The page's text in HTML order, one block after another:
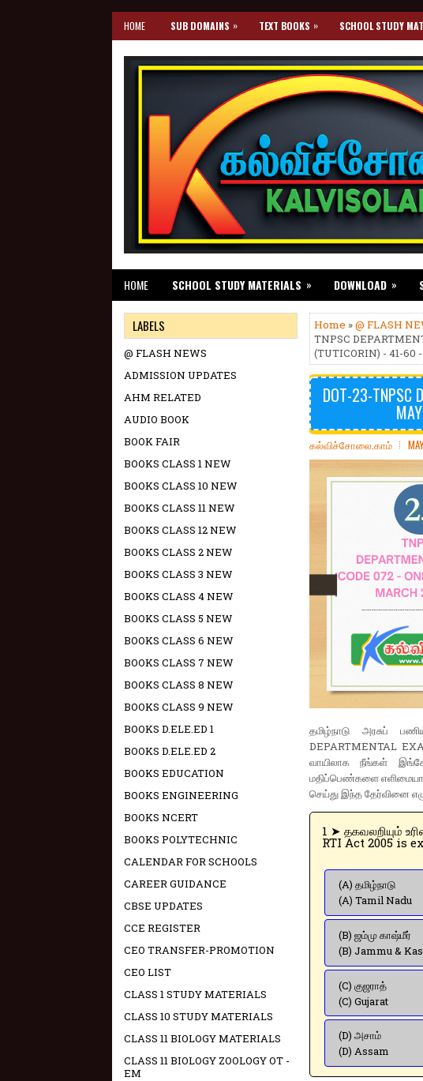
HOME SUB DOMAINS » TEXT BOOKS » SCHOOL STUDY
HOME SCHOOL STUDY MATERIALS » DOWNLOAD »
Home »@ FLASH
TNPSC
(TUTICORIN) - 41-60
DOT-23-TNPSC
கல்விச்சோலை.காம்
தமிழ்நாடு அரசுப்
DEPARTMENTAL
வாயிலாக நீங்கள்
மதிப்பெண்களை
செய்து இந்த தேர்வினை
1 ➤
RTI Act 2005 is
(A) தமிழ்நாடு
(A) Tamil Nadu
(B) ஜம்மு காஷ்மீர்
(B) Jammu &
(C) குஜராத்
(C) Gujarat
(D) அசாம்
(D) Assam
LABELS
@ FLASH NEWS
ADMISSION UPDATES
AHM RELATED
AUDIO BOOK
BOOK FAIR
BOOKS CLASS 1 NEW
BOOKS CLASS 10 NEW
BOOKS CLASS 11 NEW
BOOKS CLASS 12 NEW
BOOKS CLASS 2 NEW
BOOKS CLASS 3 NEW
BOOKS CLASS 4 NEW
BOOKS CLASS 5 NEW
BOOKS CLASS 6 NEW
BOOKS CLASS 7 NEW
BOOKS CLASS 8 NEW
BOOKS CLASS 9 NEW
BOOKS D.ELE.ED 1
BOOKS D.ELE.ED 2
BOOKS EDUCATION
BOOKS ENGINEERING
BOOKS NCERT
BOOKS POLYTECHNIC
CALENDAR FOR SCHOOLS
CAREER GUIDANCE
CBSE UPDATES
CCE REGISTER
CEO TRANSFER-PROMOTION
CEO LIST
CLASS 1 STUDY MATERIALS
CLASS 10 STUDY MATERIALS
CLASS 11 BIOLOGY MATERIALS
CLASS 11 BIOLOGY ZOOLOGY OT -
EM